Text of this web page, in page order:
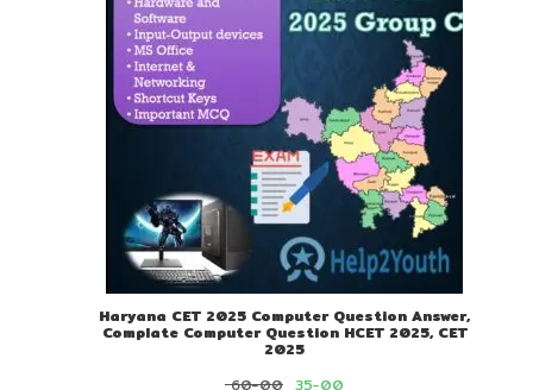
Haryana CET 2025 Computer Question Answer,
Complate Computer Question HCET 2025, CET
2025
60-00 35-00